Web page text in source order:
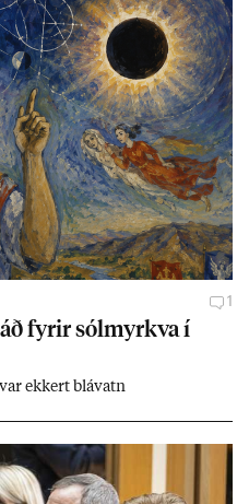
1
fyr­ir sól­myrkva í
ekk­ert blá­vatn